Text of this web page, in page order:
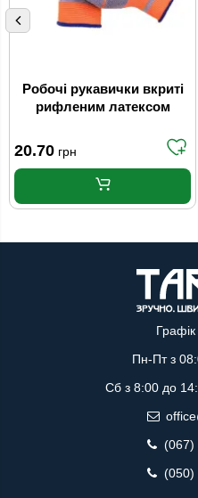
Робочі рукавички вкриті
рифленим латексом
20.70 грн
Пн-Пт з
Сб з 8:00 до
(067)
(050)